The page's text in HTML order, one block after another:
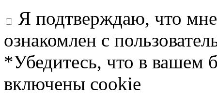
Я подтверждаю, что
ознакомлен с
*Убедитесь, что в вашем
включены cookie